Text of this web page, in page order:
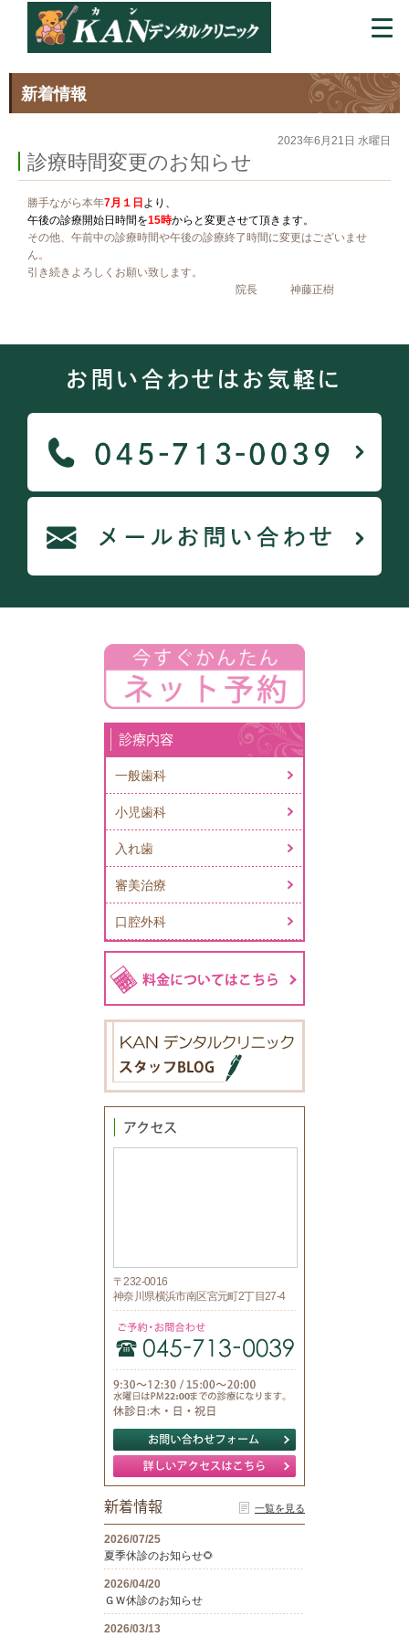
新着情報
2023年6月21日 水曜日
診療時間変更のお知らせ
勝手ながら本年7月１日 より、
午後の診療開始日時間を15時からと変更させて頂きます。
その他、午前中の診療時間や午後の診療終了時間に変更はございませ
ん。
引き続きよろしくお願い致します。
院長 神藤正樹
お問い合わせはお気軽に
診療内容
一般歯科
小児歯科
入れ歯
審美治療
口腔外科
〒232-0016
神奈川県横浜市南区宮元町2丁目27-4
新着情報 一覧を見る
2026/07/25
夏季休診のお知らせ🌻
2026/04/20
ＧＷ休診のお知らせ
2026/03/13